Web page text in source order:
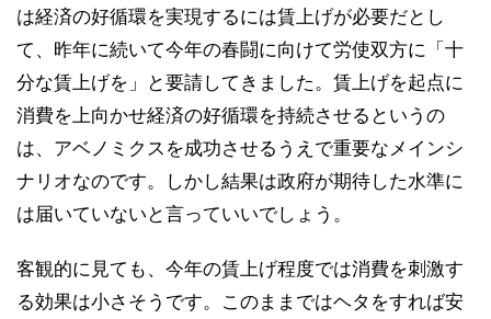
は経済の好循環を実現するには賃上げが必要だとし
て、昨年に続いて今年の春闘に向けて労使双方に「十
分な賃上げを」と要請してきました。賃上げを起点に
消費を上向かせ経済の好循環を持続させるというの
は、アベノミクスを成功させるうえで重要なメインシ
ナリオなのです。しかし結果は政府が期待した水準に
は届いていないと言っていいでしょう。
客観的に見ても、今年の賃上げ程度では消費を刺激す
る効果は小さそうです。このままではヘタをすれば安